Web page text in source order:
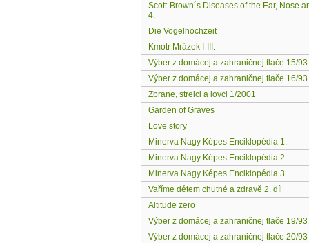
Scott-Brown´s Diseases of the Ear, Nose
4.
Die Vogelhochzeit
Kmotr Mrázek I-III.
Výber z domácej a zahraničnej tlače 15/93
Výber z domácej a zahraničnej tlače 16/93
Zbrane, strelci a lovci 1/2001
Garden of Graves
Love story
Minerva Nagy Képes Enciklopédia 1.
Minerva Nagy Képes Enciklopédia 2.
Minerva Nagy Képes Enciklopédia 3.
Vaříme détem chutné a zdravě 2. díl
Altitude zero
Výber z domácej a zahraničnej tlače 19/93
Výber z domácej a zahraničnej tlače 20/93